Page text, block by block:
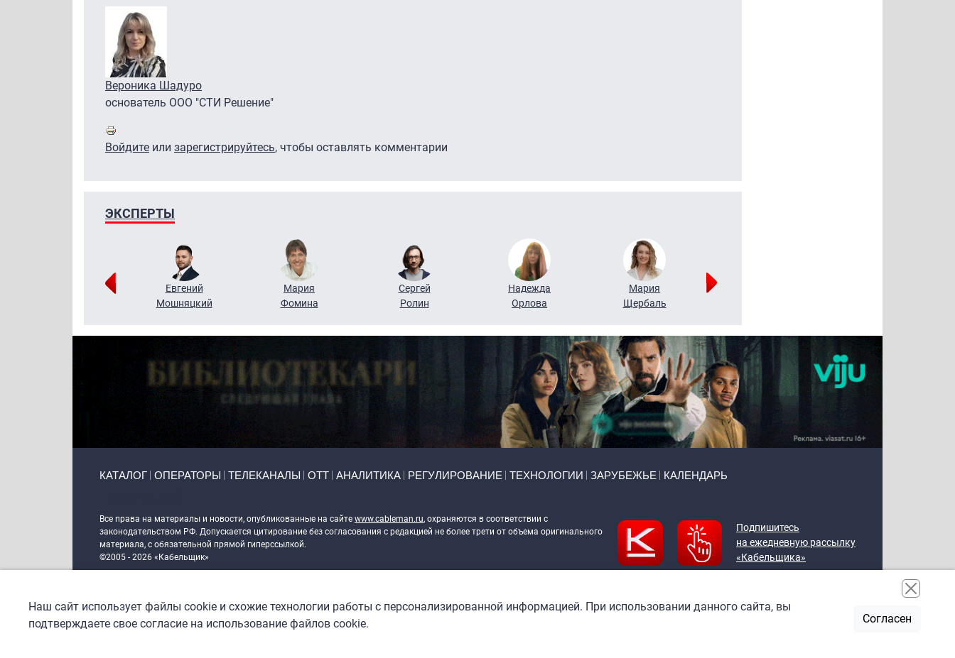
Вероника Шадуро
основатель ООО "СТИ Решение"
Войдите или зарегистрируйтесь, чтобы оставлять комментарии
ЭКСПЕРТЫ
Евгений
Мошняцкий
Мария
Фомина
Сергей
Ролин
Надежда
Орлова
Мария
Щербаль
КАТАЛОГ ОПЕРАТОРЫ ТЕЛЕКАНАЛЫ ОТТ АНАЛИТИКА РЕГУЛИРОВАНИЕ ТЕХНОЛОГИИ ЗАРУБЕЖЬЕ КАЛЕНДАРЬ
Все права на материалы и новости, опубликованные на сайте www.cableman.ru, охраняются в соответствии с
законодательством РФ. Допускается цитирование без согласования с редакцией не более трети от объема оригинального
материала, с обязательной прямой гиперссылкой.
©2005 - 2026 «Кабельщик»
DrupalCoder — поддержка сайта c 2017 года
Подпишитесь
на ежедневную рассылку
«Кабельщика»
Наш сайт использует файлы cookie и схожие технологии работы с персонализированной информацией. При использовании данного сайта, вы
подтверждаете свое согласие на использование файлов cookie.
Согласен